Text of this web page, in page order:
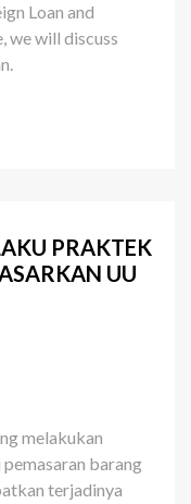
Loan and
we will discuss
PRAKTEK
UU
melakukan
barang
terjadinya